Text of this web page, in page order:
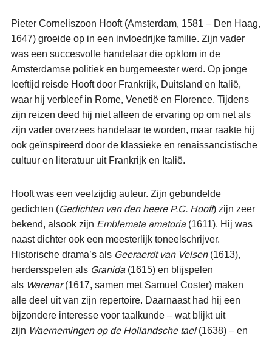
Pieter Corneliszoon Hooft (Amsterdam, 1581 – Den Haag,
1647) groeide op in een invloedrijke familie. Zijn vader
was een succesvolle handelaar die opklom in de
Amsterdamse politiek en burgemeester werd. Op jonge
leeftijd reisde Hooft door Frankrijk, Duitsland en Italië,
waar hij verbleef in Rome, Venetië en Florence. Tijdens
zijn reizen deed hij niet alleen de ervaring op om net als
zijn vader overzees handelaar te worden, maar raakte hij
ook geïnspireerd door de klassieke en renaissancistische
cultuur en literatuur uit Frankrijk en Italië.
Hooft was een veelzijdig auteur. Zijn gebundelde
gedichten (Gedichten van den heere P.C. Hooft) zijn zeer
bekend, alsook zijn Emblemata amatoria(1611). Hij was
naast dichter ook een meesterlijk toneelschrijver.
Historische drama’s als Geeraerdt van Velsen (1613),
herdersspelen als Granida(1615) en blijspelen
als Warenar(1617, samen met Samuel Coster) maken
alle deel uit van zijn repertoire. Daarnaast had hij een
bijzondere interesse voor taalkunde – wat blijkt uit
zijn Waernemingen op de Hollandsche tael(1638) – en